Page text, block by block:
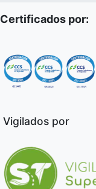
Certificados por:
Vigilados por